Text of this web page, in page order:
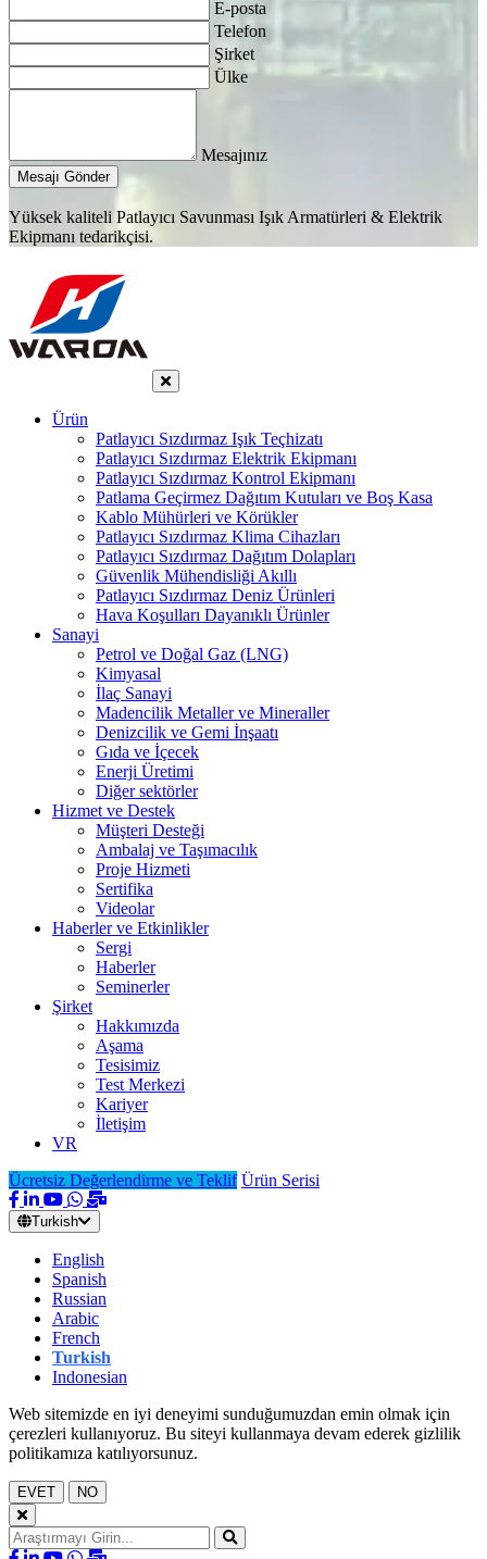
E-posta
Telefon
Şirket
Ülke
Mesajınız
Mesajı Gönder
Yüksek kaliteli Patlayıcı Savunması Işık Armatürleri & Elektrik
Ekipmanı tedarikçisi.
Ürün
Patlayıcı Sızdırmaz Işık Teçhizatı
Patlayıcı Sızdırmaz Elektrik Ekipmanı
Patlayıcı Sızdırmaz Kontrol Ekipmanı
Patlama Geçirmez Dağıtım Kutuları ve Boş Kasa
Kablo Mühürleri ve Körükler
Patlayıcı Sızdırmaz Klima Cihazları
Patlayıcı Sızdırmaz Dağıtım Dolapları
Güvenlik Mühendisliği Akıllı
Patlayıcı Sızdırmaz Deniz Ürünleri
Hava Koşulları Dayanıklı Ürünler
Sanayi
Petrol ve Doğal Gaz (LNG)
Kimyasal
İlaç Sanayi
Madencilik Metaller ve Mineraller
Denizcilik ve Gemi İnşaatı
Gıda ve İçecek
Enerji Üretimi
Diğer sektörler
Hizmet ve Destek
Müşteri Desteği
Ambalaj ve Taşımacılık
Proje Hizmeti
Sertifika
Videolar
Haberler ve Etkinlikler
Sergi
Haberler
Seminerler
Şirket
Hakkımızda
Aşama
Tesisimiz
Test Merkezi
Kariyer
İletişim
VR
Ücretsiz Değerlendirme ve Teklif Ürün Serisi
Turkish
English
Spanish
Russian
Arabic
French
Turkish
Indonesian
Web sitemizde en iyi deneyimi sunduğumuzdan emin olmak için
çerezleri kullanıyoruz. Bu siteyi kullanmaya devam ederek gizlilik
politikamıza katılıyorsunuz.
EVET NO